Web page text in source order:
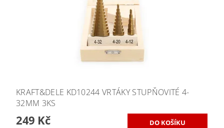
KRAFT&DELE KD10244 VRTÁKY STUPŇOVITÉ 4-
32MM 3KS
249 Kč